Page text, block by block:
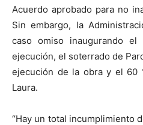
Acuerdo aprobado para no
Sin embargo, la
caso omiso inaugurando
ejecución, el soterrado de
ejecución de la obra y el 60
Laura.
“Hay un total incumplimiento